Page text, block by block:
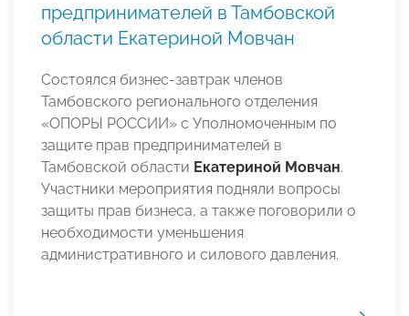
предпринимателей в Тамбовской
области Екатериной Мовчан
Состоялся бизнес-завтрак членов
Тамбовского регионального отделения
«ОПОРЫ РОССИИ» с Уполномоченным по
защите прав предпринимателей в
Тамбовской области Екатериной Мовчан.
Участники мероприятия подняли вопросы
защиты прав бизнеса, а также поговорили о
необходимости уменьшения
административного и силового давления.